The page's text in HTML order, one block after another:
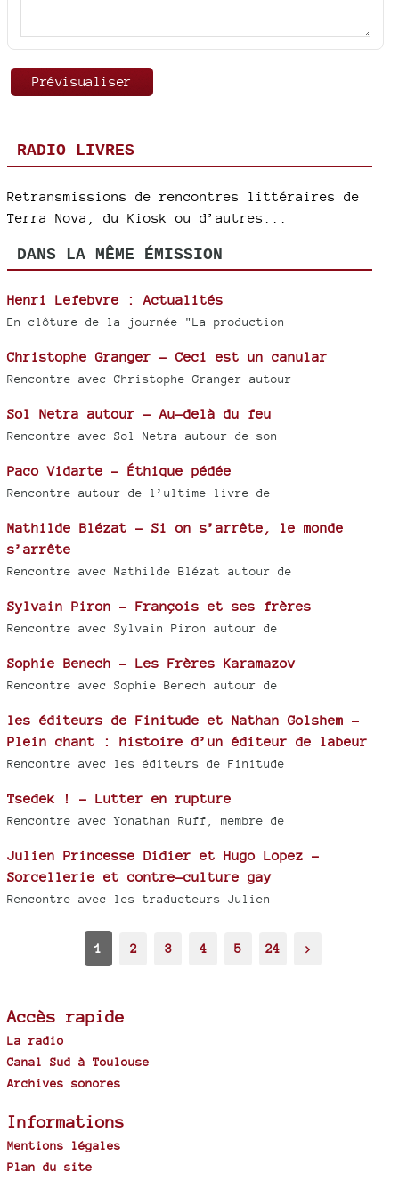
RADIO LIVRES
Retransmissions de rencontres littéraires de
Terra Nova, du Kiosk ou d’autres...
DANS LA MÊME ÉMISSION
Henri Lefebvre : Actualités
En clôture de la journée "La production
Christophe Granger - Ceci est un canular
Rencontre avec Christophe Granger autour
Sol Netra autour - Au-delà du feu
Rencontre avec Sol Netra autour de son
Paco Vidarte - Éthique pédée
Rencontre autour de l’ultime livre de
Mathilde Blézat - Si on s’arrête, le monde
s’arrête
Rencontre avec Mathilde Blézat autour de
Sylvain Piron - François et ses frères
Rencontre avec Sylvain Piron autour de
Sophie Benech - Les Frères Karamazov
Rencontre avec Sophie Benech autour de
les éditeurs de Finitude et Nathan Golshem -
Plein chant : histoire d’un éditeur de labeur
Rencontre avec les éditeurs de Finitude
Tsedek ! - Lutter en rupture
Rencontre avec Yonathan Ruff, membre de
Julien Princesse Didier et Hugo Lopez -
Sorcellerie et contre-culture gay
Rencontre avec les traducteurs Julien
1 2 3 4 5 24 >
Accès rapide
La radio
Canal Sud à Toulouse
Archives sonores
Informations
Mentions légales
Plan du site